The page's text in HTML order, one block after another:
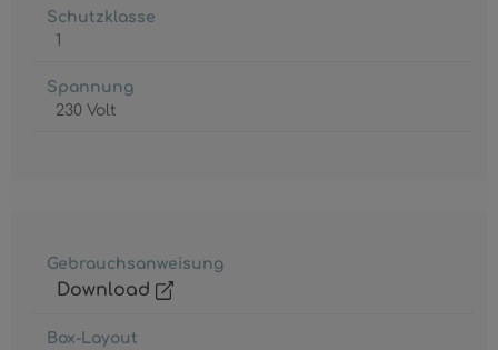
Schutzklasse
1
Spannung
230 Volt
Gebrauchsanweisung
Download
Box-Layout